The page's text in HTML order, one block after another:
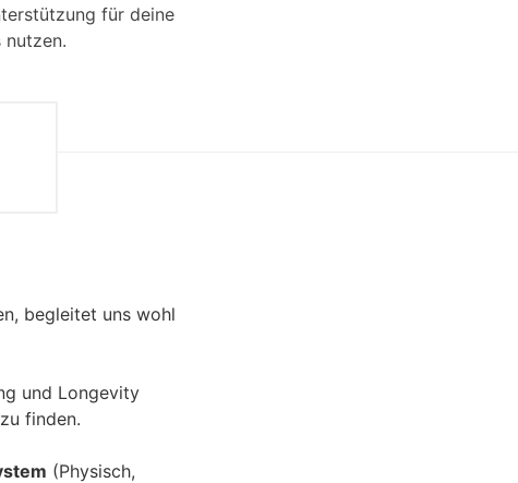
für deine
begleitet uns wohl
und Longevity
finden.
(Physisch,